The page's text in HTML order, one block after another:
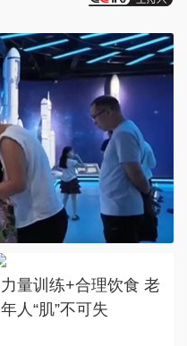
力量训练+合理饮食 老
年人“肌”不可失